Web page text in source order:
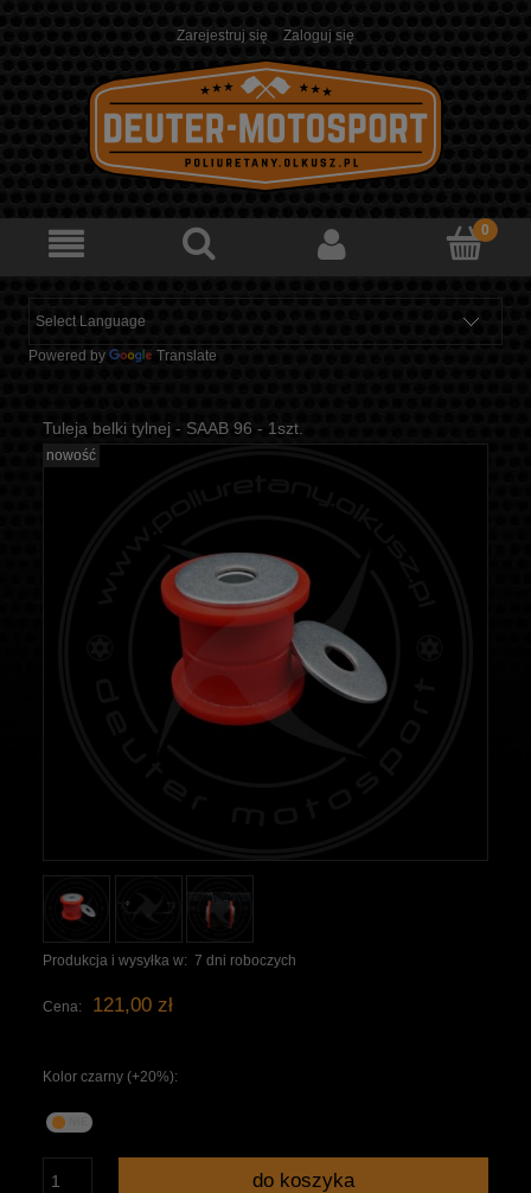
Zarejestruj się Zaloguj się
Powered by Translate
Tuleja belki tylnej - SAAB 96 - 1szt.
nowość
Produkcja i wysyłka w: 7 dni roboczych
Cena: 121,00 zł
Kolor czarny (+20%):
do koszyka